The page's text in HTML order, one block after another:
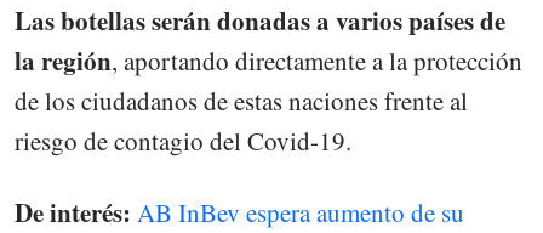
Las botellas serán donadas a varios países de
la región, aportando directamente a la protección
de los ciudadanos de estas naciones frente al
riesgo de contagio del Covid-19.
De interés: AB InBev espera aumento de su